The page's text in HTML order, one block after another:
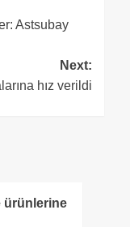
Astsubay
Next:
hız verildi
ürünlerine